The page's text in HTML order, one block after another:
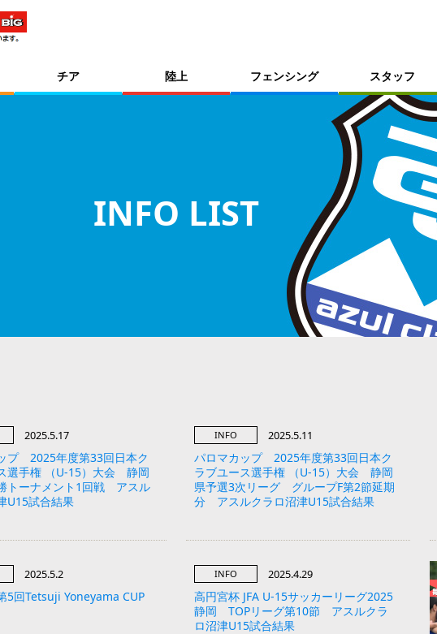
チア 陸上 フェンシング スタッフ
INFO LIST
2025.5.17
プ 2025年度第33回日本ク
選手権 （U-15）大会 静岡
トーナメント1回戦 アスル
U15試合結果
INFO 2025.5.11
パロマカップ 2025年度第33回日本ク
ラブユース選手権 （U-15）大会 静岡
県予選3次リーグ グループF第2節延期
分 アスルクラロ沼津U15試合結果
2025.5.2
5回Tetsuji Yoneyama CUP
INFO 2025.4.29
高円宮杯 JFA U-15サッカーリーグ2025
静岡 TOPリーグ第10節 アスルクラ
ロ沼津U15試合結果